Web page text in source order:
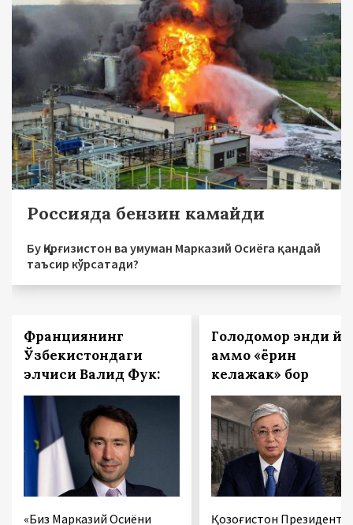
Россияда бензин камайди
Бу Қирғизистон ва умуман Марказий Осиёга қандай
таъсир кўрсатади?
Франциянинг
Ўзбекистондаги
элчиси Валид Фук:
«Биз Марказий Осиёни
Голодомор энди йўқ,
аммо «ёрқин
келажак» бор
Қозоғистон Президенти